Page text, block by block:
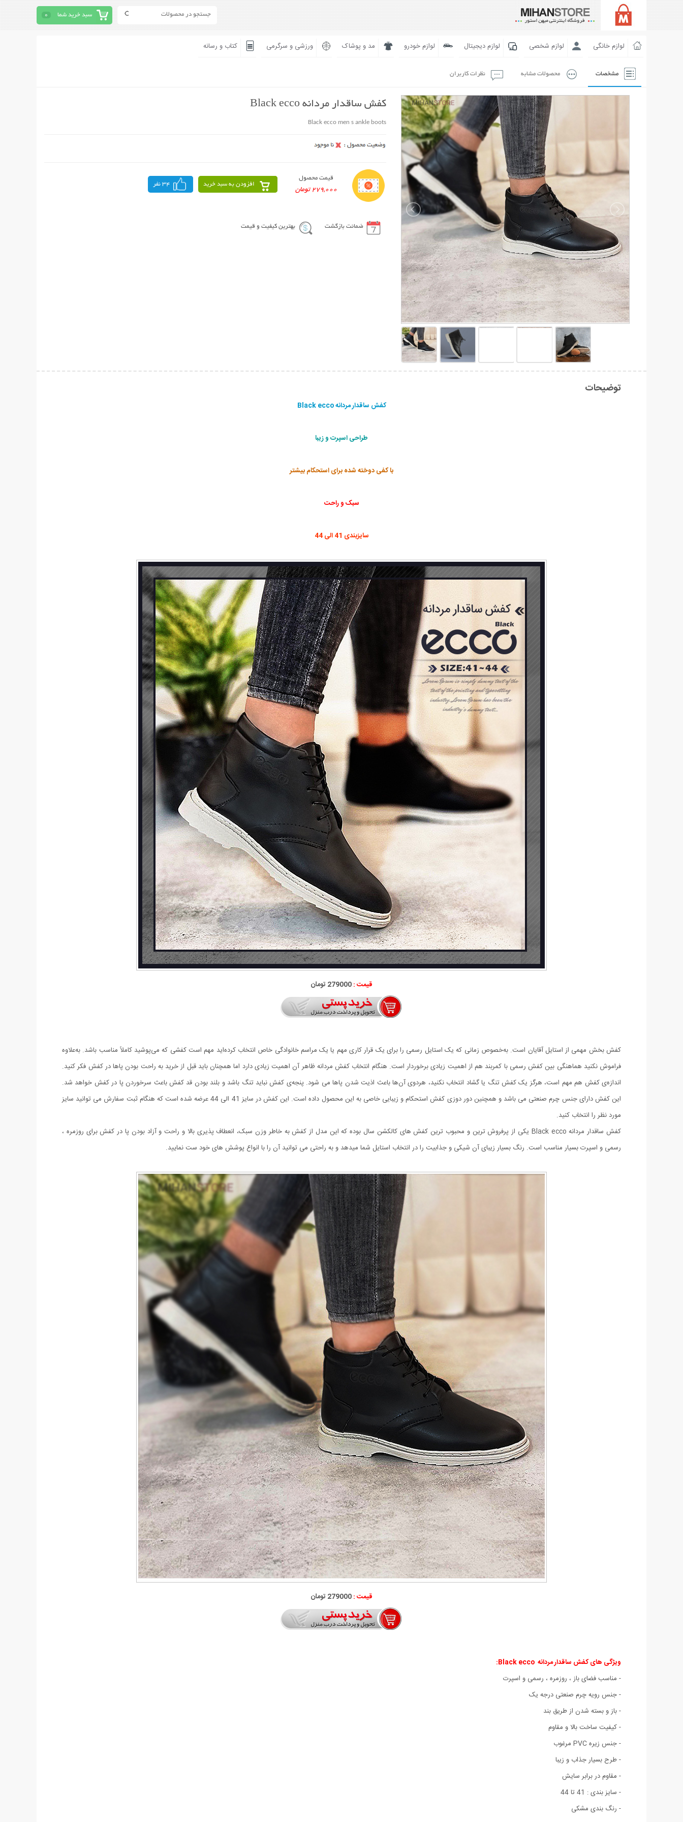
سبد خرید شما 0
لوازم خانگی لوازم شخصی لوازم دیجیتال لوازم خودرو مد و پوشاک ورزشی و سرگرمی کتاب و رسانه
مشخصات محصولات مشابه نظرات کاربران
کفش ساقدار مردانه Black ecco
Black ecco men s ankle boots
قیمت محصول
279,000 تومان
افزودن به سبد خرید 34 نفر
ضمانت بازگشت بهترین کیفیت و قیمت
توضیحات
کفش ساقدار مردانه Black ecco
طراحی اسپرت و زیبا
با کفی دوخته شده برای استحکام بیشتر
سبک و راحت
سایزبندی 41 الی 44
قیمت :279000 تومان
کفش بخش مهمی از استایل آقایان است. به‌خصوص زمانی که یک استایل رسمی را برای یک قرار کاری مهم یا یک مراسم خانوادگی خاص انتخاب کرده‌اید مهم است کفشی که می‌پوشید کاملاً مناسب باشد. به‌علاوه
فراموش نکنید هماهنگی بین کفش رسمی با کمربند هم از اهمیت زیادی برخوردار است. هنگام انتخاب کفش مردانه ظاهر آن اهمیت زیادی دارد اما همچنان باید قبل از خرید به راحت‌ بودن پاها در کفش فکر کنید.
اندازه‌ی کفش هم مهم است، هرگز یک کفش تنگ یا گشاد انتخاب نکنید، هردوی آن‌ها باعث اذیت شدن پاها می شود. پنجه‌ی کفش نباید تنگ باشد و بلند بودن قد کفش باعث سرخوردن پا در کفش خواهد شد.
این کفش دارای جنس چرم صنعتی می باشد و همچنین دور دوزی کفش استحکام و زیبایی خاصی به این محصول داده است. این کفش در سایز 41 الی 44 عرضه شده است که هنگام ثبت سفارش می توانید سایز
مورد نظر را انتخاب کنید.
کفش ساقدار مردانه Black ecco یکی از پرفروش ترین و محبوب ترین کفش های کالکشن سال بوده که این مدل از کفش به خاطر وزن سبک، انعطاف پذیری بالا و راحت و آزاد بودن پا در کفش برای روزمره ،
رسمی و اسپرت بسیار مناسب است. رنگ بسیار زیبای آن شیکی و جذابیت را در انتخاب استایل شما میدهد و به راحتی می توانید آن را با انواع پوشش های خود ست نمایید.
قیمت :279000 تومان
ویژگی های کفش ساقدار مردانه Black ecco
:
- مناسب فضای باز ، روزمره ، رسمی و اسپرت
- جنس رویه چرم صنعتی درجه یک
- باز و بسته شدن از طریق بند
- کیفیت ساخت بالا و مقاوم
- جنس زیره PVC مرغوب
- طرح بسیار جذاب و زیبا
- مقاوم در برابر سایش
- سایز بندی : 41 تا 44
- رنگ بندی مشکی